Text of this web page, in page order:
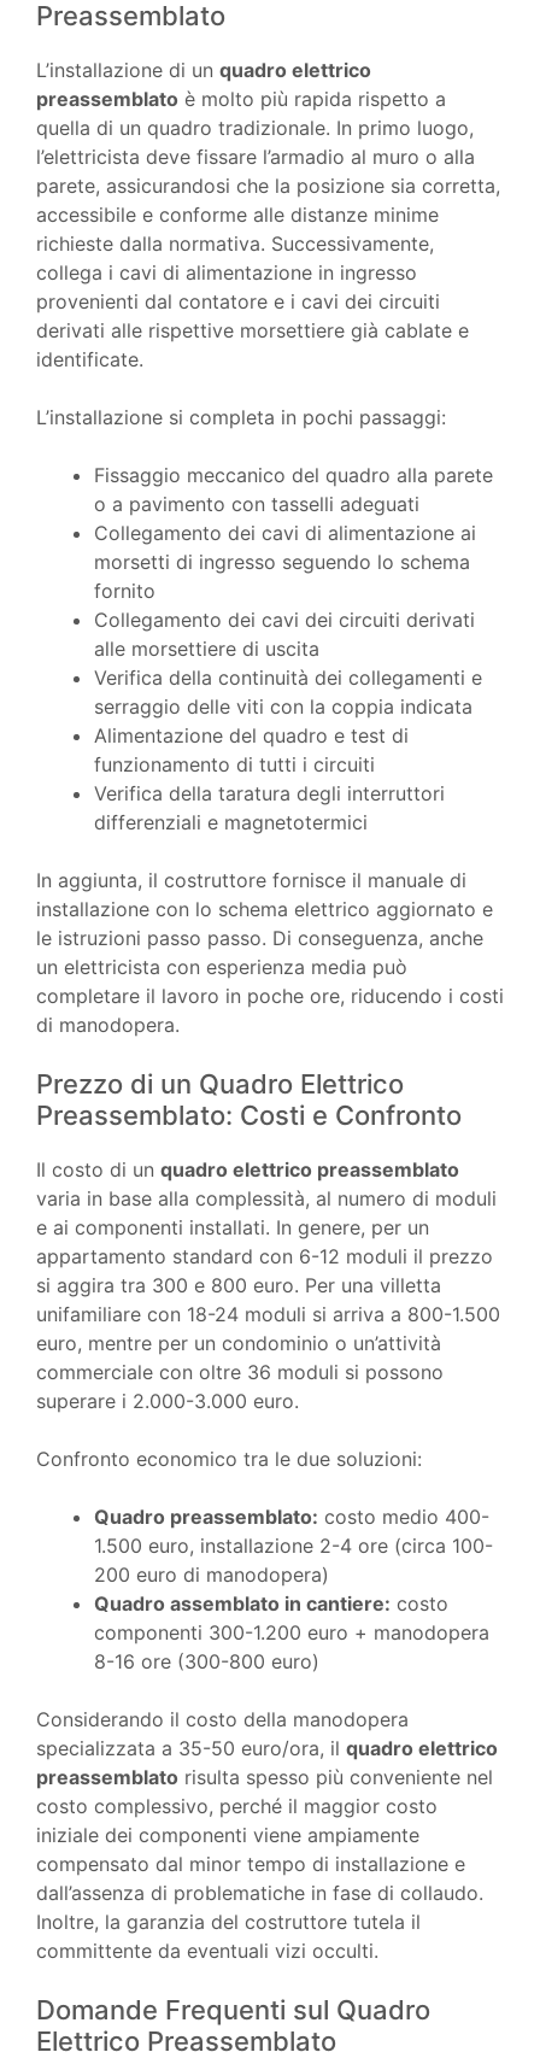
Preassemblato
L’installazione di un quadro elettrico
preassemblato è molto più rapida rispetto a
quella di un quadro tradizionale. In primo luogo,
l’elettricista deve fissare l’armadio al muro o alla
parete, assicurandosi che la posizione sia corretta,
accessibile e conforme alle distanze minime
richieste dalla normativa. Successivamente,
collega i cavi di alimentazione in ingresso
provenienti dal contatore e i cavi dei circuiti
derivati alle rispettive morsettiere già cablate e
identificate.
L’installazione si completa in pochi passaggi:
Fissaggio meccanico del quadro alla parete
o a pavimento con tasselli adeguati
Collegamento dei cavi di alimentazione ai
morsetti di ingresso seguendo lo schema
fornito
Collegamento dei cavi dei circuiti derivati
alle morsettiere di uscita
Verifica della continuità dei collegamenti e
serraggio delle viti con la coppia indicata
Alimentazione del quadro e test di
funzionamento di tutti i circuiti
Verifica della taratura degli interruttori
differenziali e magnetotermici
In aggiunta, il costruttore fornisce il manuale di
installazione con lo schema elettrico aggiornato e
le istruzioni passo passo. Di conseguenza, anche
un elettricista con esperienza media può
completare il lavoro in poche ore, riducendo i costi
di manodopera.
Prezzo di un Quadro Elettrico
Preassemblato: Costi e Confronto
Il costo di un quadro elettrico preassemblato
varia in base alla complessità, al numero di moduli
e ai componenti installati. In genere, per un
appartamento standard con 6-12 moduli il prezzo
si aggira tra 300 e 800 euro. Per una villetta
unifamiliare con 18-24 moduli si arriva a 800-1.500
euro, mentre per un condominio o un’attività
commerciale con oltre 36 moduli si possono
superare i 2.000-3.000 euro.
Confronto economico tra le due soluzioni:
Quadro preassemblato: costo medio 400-
1.500 euro, installazione 2-4 ore (circa 100-
200 euro di manodopera)
Quadro assemblato in cantiere: costo
componenti 300-1.200 euro + manodopera
8-16 ore (300-800 euro)
Considerando il costo della manodopera
specializzata a 35-50 euro/ora, il quadro elettrico
preassemblato risulta spesso più conveniente nel
costo complessivo, perché il maggior costo
iniziale dei componenti viene ampiamente
compensato dal minor tempo di installazione e
dall’assenza di problematiche in fase di collaudo.
Inoltre, la garanzia del costruttore tutela il
committente da eventuali vizi occulti.
Domande Frequenti sul Quadro
Elettrico Preassemblato